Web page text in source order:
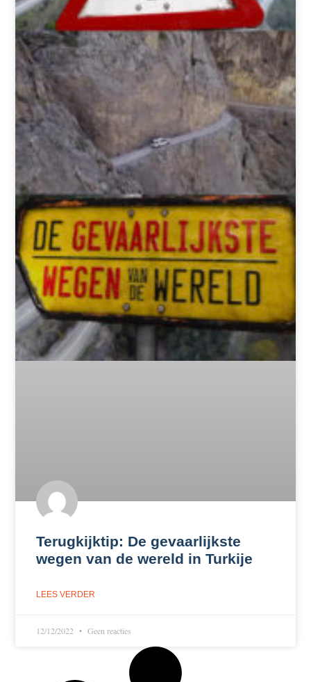
Terugkijktip: De gevaarlijkste
wegen van de wereld in Turkije
LEES VERDER
12/12/2022 Geen reacties